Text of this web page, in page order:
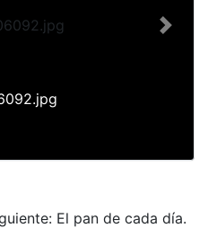
Next
El pan de cada día.